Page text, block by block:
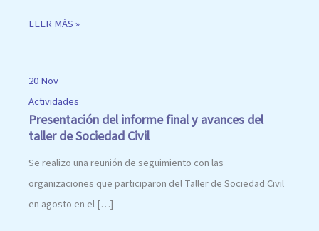
LEER MÁS »
20 Nov
Actividades
Presentación del informe final y avances del
taller de Sociedad Civil
Se realizo una reunión de seguimiento con las
organizaciones que participaron del Taller de Sociedad Civil
en agosto en el […]